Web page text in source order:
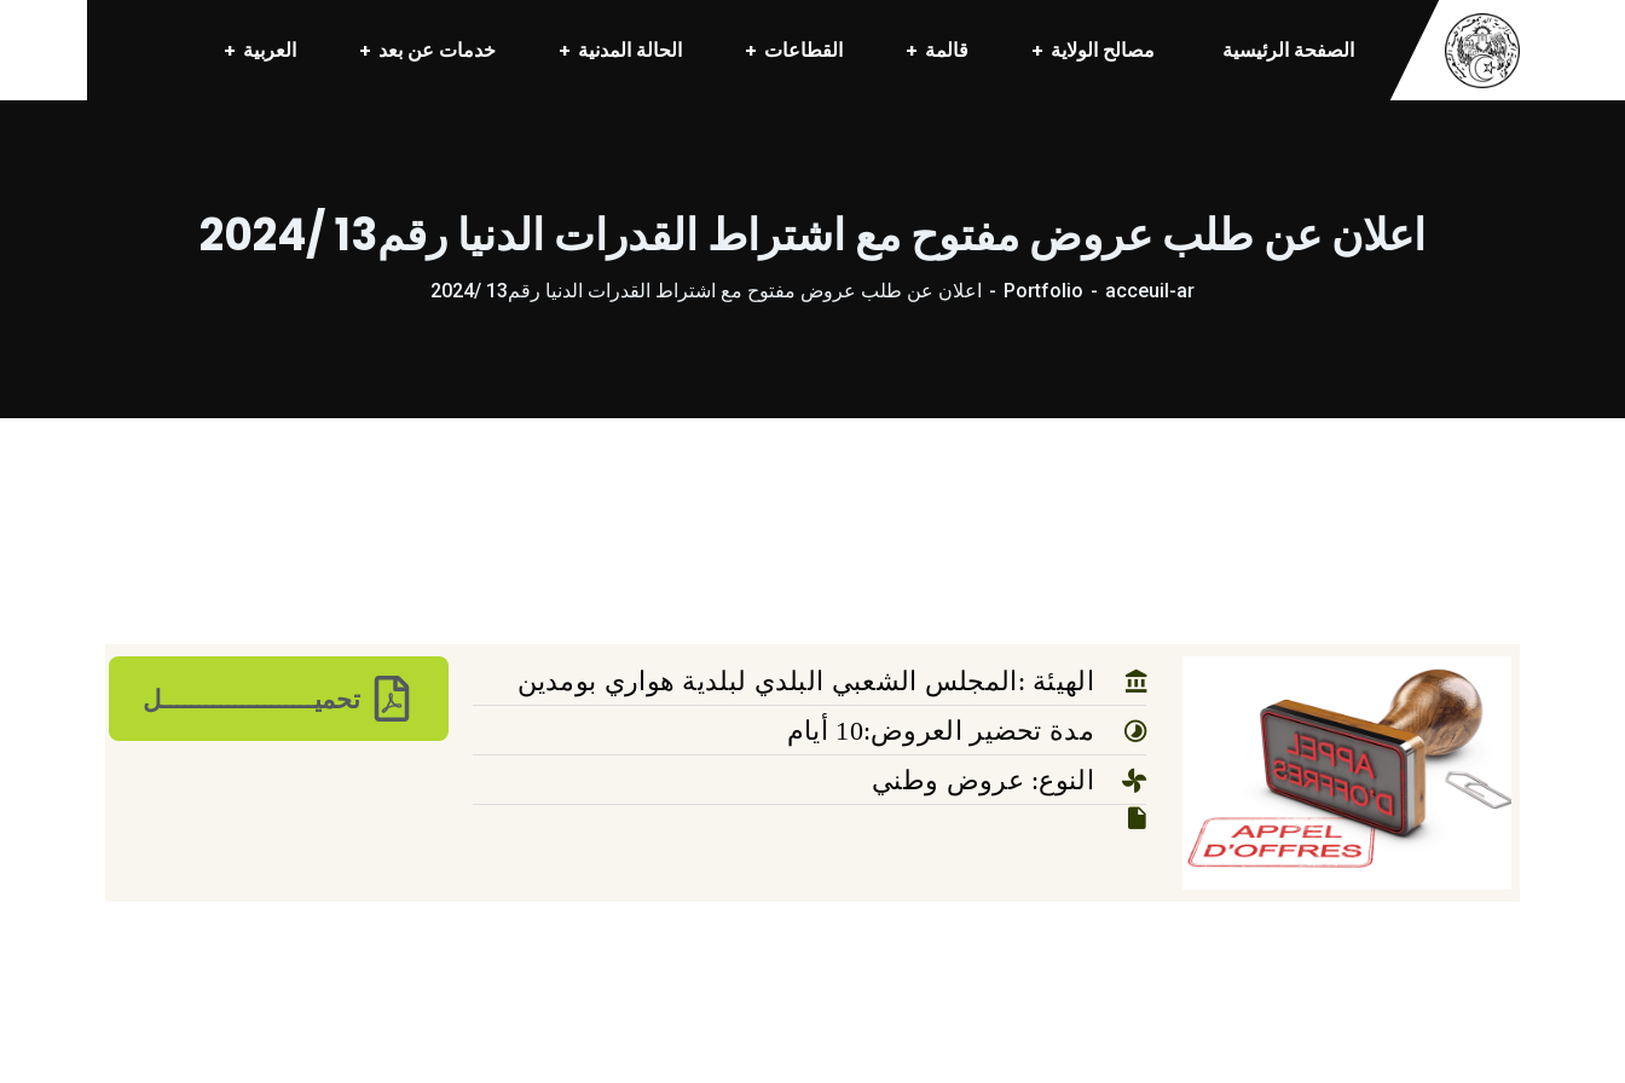
الصفحة الرئيسية مصالح الولاية قالمة القطاعات الحالة المدنية خدمات عن بعد العربية
اعلان عن طلب عروض مفتوح مع اشتراط القدرات الدنيا رقم13 /2024
acceuil-ar
Portfolio اعلان عن طلب عروض مفتوح مع اشتراط القدرات الدنيا رقم13 /2024
الهيئة :المجلس الشعبي البلدي لبلدية هواري بومدين
مدة تحضير العروض:10 أيام
النوع: عروض وطني
تحميـــــــــــــــــــــل